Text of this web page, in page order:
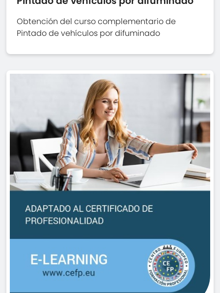
Obtención del curso complementario de
Pintado de vehículos por difuminado